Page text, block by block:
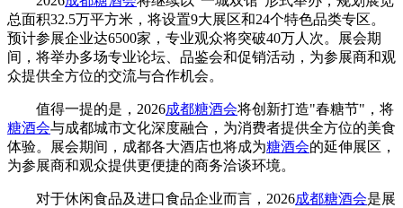
总面积32.5万平方米，将设置9大展区和24个特色品类专区。
预计参展企业达6500家，专业观众将突破40万人次。展会期
间，将举办多场专业论坛、品鉴会和促销活动，为参展商和观
众提供全方位的交流与合作机会。
值得一提的是，2026成都糖酒会将创新打造"春糖节"，将
糖酒会与成都城市文化深度融合，为消费者提供全方位的美食
体验。展会期间，成都各大酒店也将成为糖酒会的延伸展区，
为参展商和观众提供更便捷的商务洽谈环境。
对于休闲食品及进口食品企业而言，2026成都糖酒会是展